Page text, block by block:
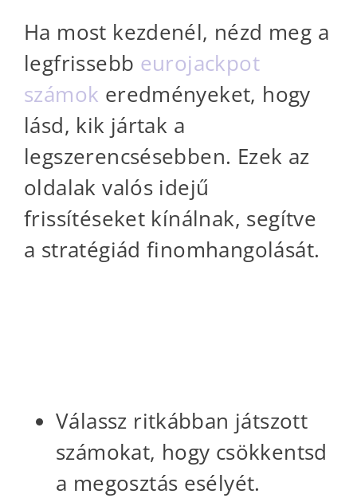
Ha most kezdenél, nézd meg a
legfrissebb eurojackpot
számok eredményeket, hogy
lásd, kik jártak a
legszerencsésebben. Ezek az
oldalak valós idejű
frissítéseket kínálnak, segítve
a stratégiád finomhangolását.
Válassz ritkábban játszott
számokat, hogy csökkentsd
a megosztás esélyét.